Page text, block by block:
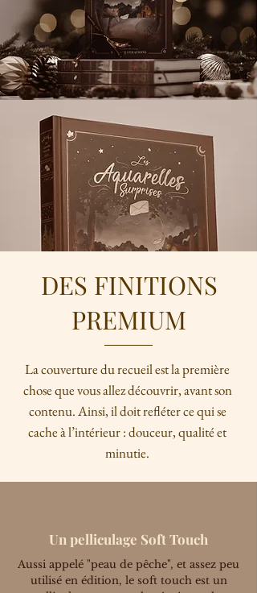
DES FINITIONS
PREMIUM
La couverture du recueil est la première
chose que vous allez découvrir, avant son
contenu. Ainsi, il doit refléter ce qui se
cache à l’intérieur : douceur, qualité et
minutie.
Un pelliculage Soft Touch
Aussi appelé "peau de pêche", et assez peu
utilisé en édition, le soft touch est un